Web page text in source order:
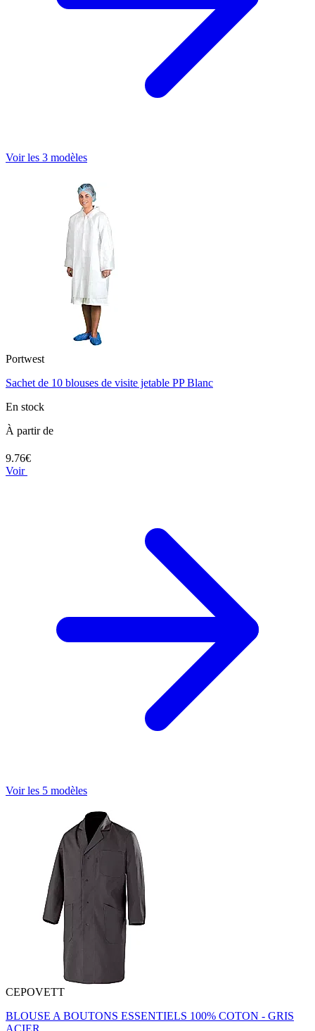
Voir les 3 modèles
Portwest
Sachet de 10 blouses de visite jetable PP Blanc
En stock
À partir de
9.76€
Voir
Voir les 5 modèles
CEPOVETT
BLOUSE A BOUTONS ESSENTIELS 100% COTON - GRIS